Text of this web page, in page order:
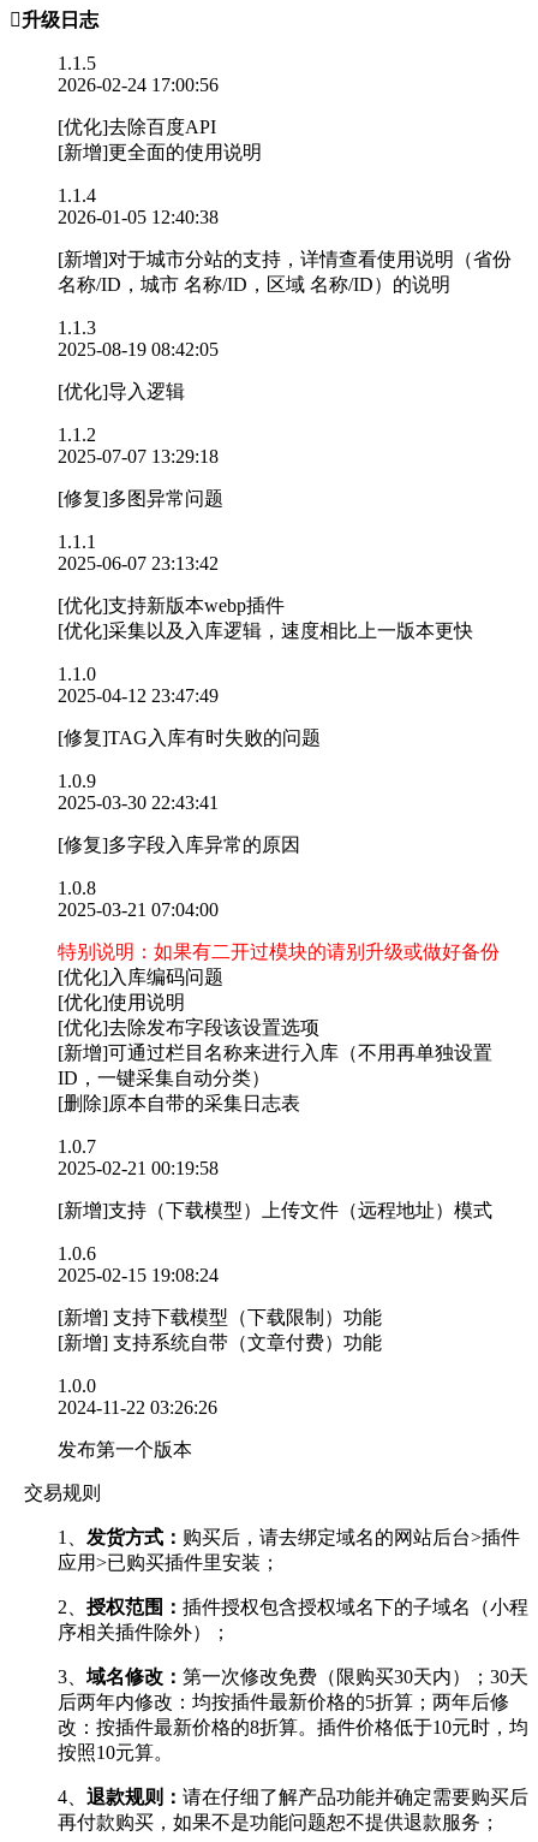
升级日志
1.1.5
2026-02-24 17:00:56
[优化]去除百度API
[新增]更全面的使用说明
1.1.4
2026-01-05 12:40:38
[新增]对于城市分站的支持，详情查看使用说明（省份
名称/ID，城市 名称/ID，区域 名称/ID）的说明
1.1.3
2025-08-19 08:42:05
[优化]导入逻辑
1.1.2
2025-07-07 13:29:18
[修复]多图异常问题
1.1.1
2025-06-07 23:13:42
[优化]支持新版本webp插件
[优化]采集以及入库逻辑，速度相比上一版本更快
1.1.0
2025-04-12 23:47:49
[修复]TAG入库有时失败的问题
1.0.9
2025-03-30 22:43:41
[修复]多字段入库异常的原因
1.0.8
2025-03-21 07:04:00
特别说明：如果有二开过模块的请别升级或做好备份
[优化]入库编码问题
[优化]使用说明
[优化]去除发布字段该设置选项
[新增]可通过栏目名称来进行入库（不用再单独设置
ID，一键采集自动分类）
[删除]原本自带的采集日志表
1.0.7
2025-02-21 00:19:58
[新增]支持（下载模型）上传文件（远程地址）模式
1.0.6
2025-02-15 19:08:24
[新增] 支持下载模型（下载限制）功能
[新增] 支持系统自带（文章付费）功能
1.0.0
2024-11-22 03:26:26
发布第一个版本
交易规则
1、 发货方式： 购买后，请去绑定域名的网站后台>插件
应用>已购买插件里安装；
2、 授权范围： 插件授权包含授权域名下的子域名（小程
序相关插件除外）；
3、 域名修改： 第一次修改免费（限购买30天内）；30天
后两年内修改：均按插件最新价格的5折算；两年后修
改：按插件最新价格的8折算。插件价格低于10元时，均
按照10元算。
4、 退款规则： 请在仔细了解产品功能并确定需要购买后
再付款购买，如果不是功能问题恕不提供退款服务；